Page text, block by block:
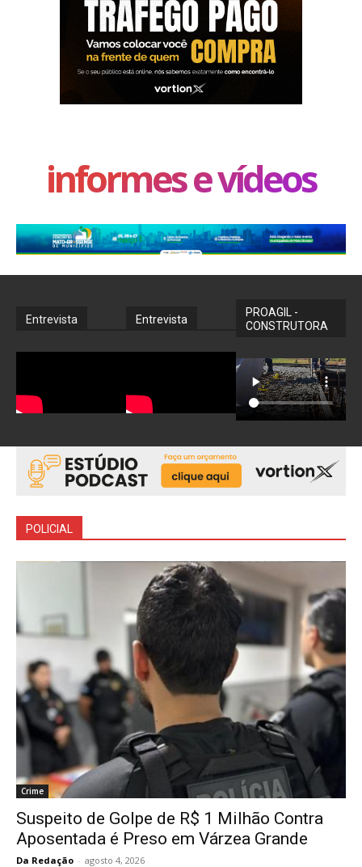
informes e vídeos
Entrevista Entrevista
PROAGIL -
CONSTRUTORA
POLICIAL
Crime
Suspeito de Golpe de R$ 1 Milhão Contra
Aposentada é Preso em Várzea Grande
Da Redação - agosto 4, 2026